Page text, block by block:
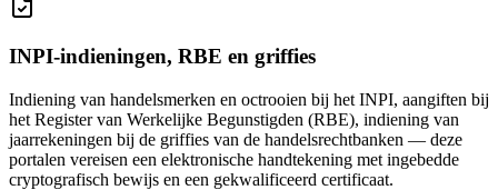
INPI-indieningen, RBE en griffies
Indiening van handelsmerken en octrooien bij het INPI, aangiften bij
het Register van Werkelijke Begunstigden (RBE), indiening van
jaarrekeningen bij de griffies van de handelsrechtbanken — deze
portalen vereisen een elektronische handtekening met ingebedde
cryptografisch bewijs en een gekwalificeerd certificaat.